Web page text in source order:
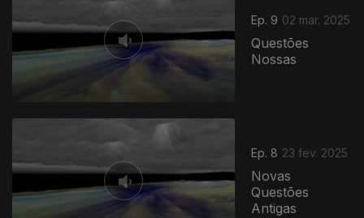
Ep. 9 02 mar. 2025
Questões
Nossas
Ep. 8 23 fev. 2025
Novas
Questões
Antigas